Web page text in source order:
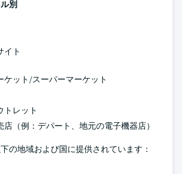
別
イト
ケット/スーパーマーケット
トレット
店（例：デパート、地元の電子機器店）
の地域および国に提供されています：